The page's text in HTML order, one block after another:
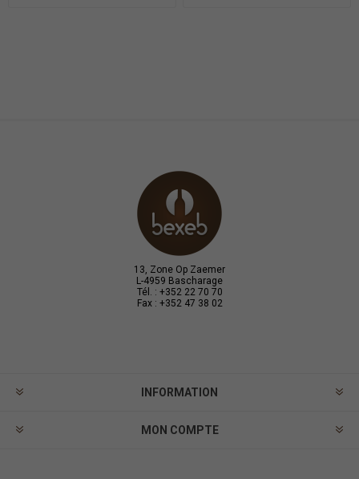
13, Zone Op Zaemer
L-4959 Bascharage
Tél. : +352 22 70 70
Fax : +352 47 38 02
INFORMATION
MON COMPTE